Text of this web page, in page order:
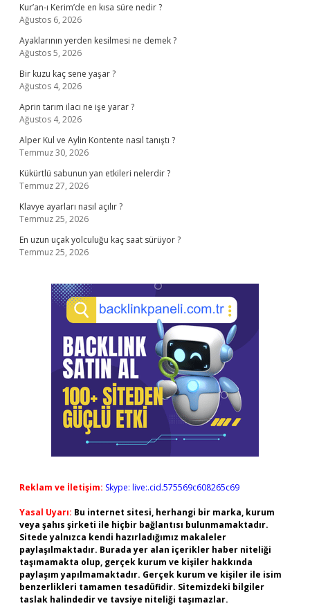
Kur’an-ı Kerim’de en kısa süre nedir ?
Ağustos 6, 2026
Ayaklarının yerden kesilmesi ne demek ?
Ağustos 5, 2026
Bir kuzu kaç sene yaşar ?
Ağustos 4, 2026
Aprin tarım ilacı ne işe yarar ?
Ağustos 4, 2026
Alper Kul ve Aylin Kontente nasıl tanıştı ?
Temmuz 30, 2026
Kükürtlü sabunun yan etkileri nelerdir ?
Temmuz 27, 2026
Klavye ayarları nasıl açılır ?
Temmuz 25, 2026
En uzun uçak yolculuğu kaç saat sürüyor ?
Temmuz 25, 2026
Reklam ve İletişim: Skype: live:.cid.575569c608265c69
Yasal Uyarı: Bu internet sitesi, herhangi bir marka, kurum
veya şahıs şirketi ile hiçbir bağlantısı bulunmamaktadır.
Sitede yalnızca kendi hazırladığımız makaleler
paylaşılmaktadır. Burada yer alan içerikler haber niteliği
taşımamakta olup, gerçek kurum ve kişiler hakkında
paylaşım yapılmamaktadır. Gerçek kurum ve kişiler ile isim
benzerlikleri tamamen tesadüfidir. Sitemizdeki bilgiler
taslak halindedir ve tavsiye niteliği taşımazlar.